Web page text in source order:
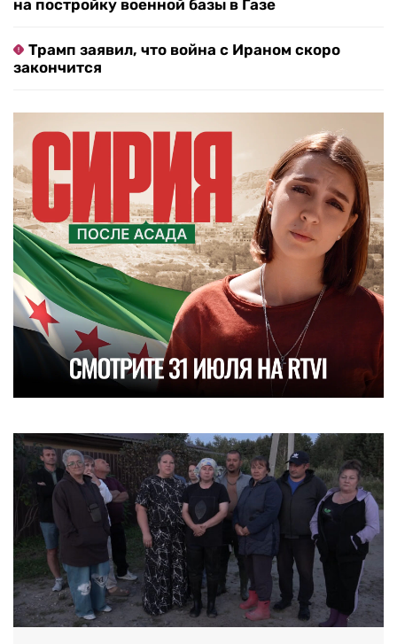
на постройку военной базы в Газе
Трамп заявил, что война с Ираном скоро
закончится